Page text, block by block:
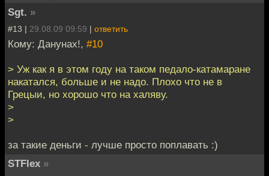
Sgt. »
#13 | 29.08.09 09:59 | ответить
Кому: Данунах!, #10
> Уж как я в этом году на таком педало-катамаране
накатался, больше и не надо. Плохо что не в
Грецыи, но хорошо что на халяву.
>
>
за такие деньги - лучше просто поплавать :)
STFlex »